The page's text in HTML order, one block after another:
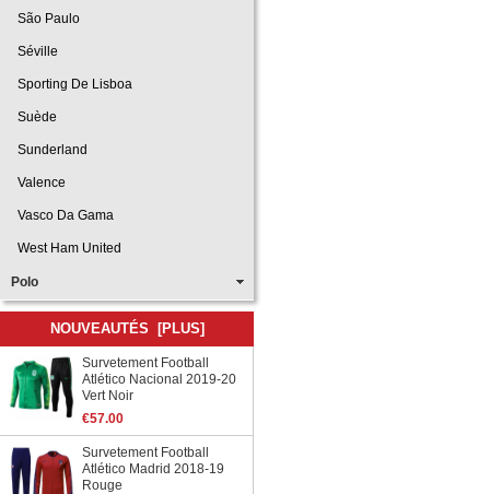
São Paulo
Séville
Sporting De Lisboa
Suède
Sunderland
Valence
Vasco Da Gama
West Ham United
Polo
NOUVEAUTÉS [PLUS]
Survetement Football
Atlético Nacional 2019-20
Vert Noir
€57.00
Survetement Football
Atlético Madrid 2018-19
Rouge